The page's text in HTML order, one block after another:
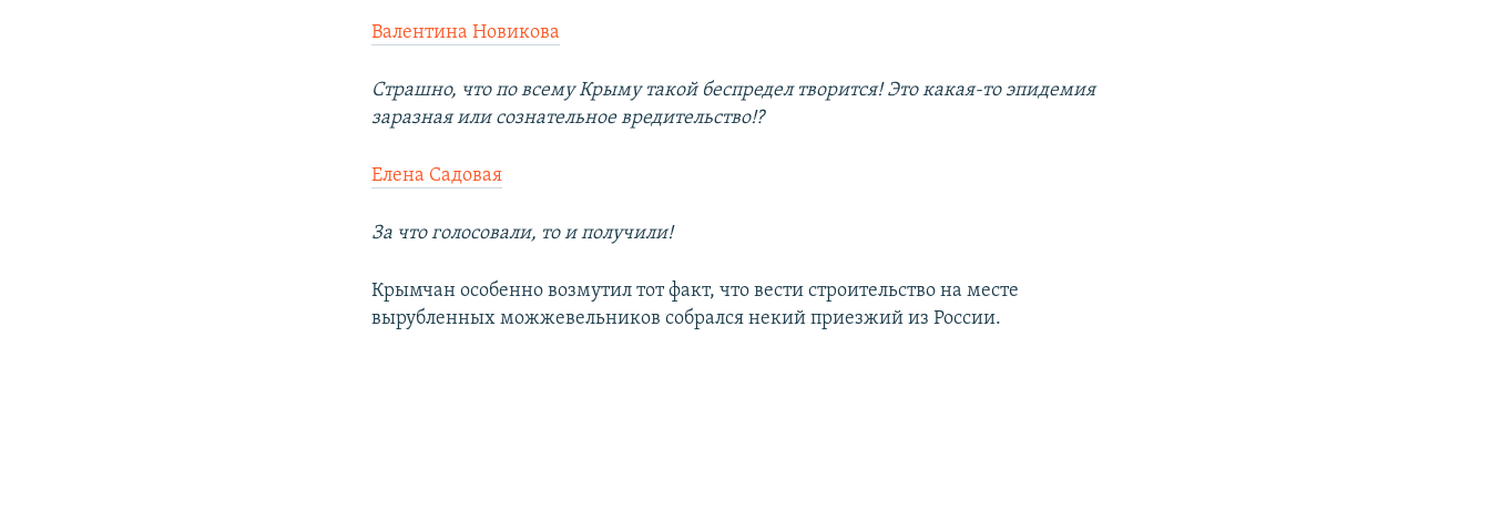
Валентина Новикова
Страшно, что по всему Крыму такой беспредел творится! Это какая-то эпидемия
заразная или сознательное вредительство!?
Елена Садовая
За что голосовали, то и получили!
Крымчан особенно возмутил тот факт, что вести строительство на месте
вырубленных можжевельников собрался некий приезжий из России.